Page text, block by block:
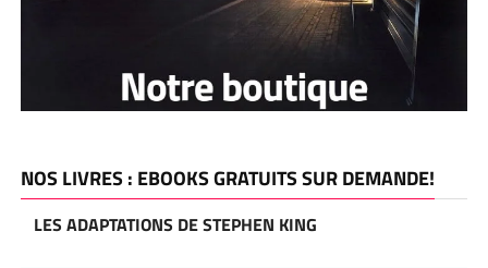
NOS LIVRES : EBOOKS GRATUITS SUR DEMANDE!
LES ADAPTATIONS DE STEPHEN KING